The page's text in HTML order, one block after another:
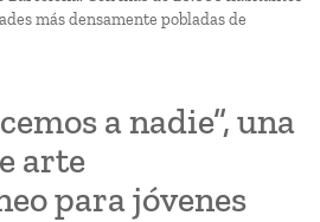
más densamente pobladas de
a nadie”, una
arte
para jóvenes